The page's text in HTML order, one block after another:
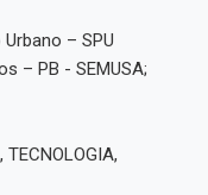
– SPU
– PB - SEMUSA;
TECNOLOGIA,